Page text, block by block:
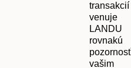
transakcií
venuje
LANDU
rovnakú
pozornosť
vašim